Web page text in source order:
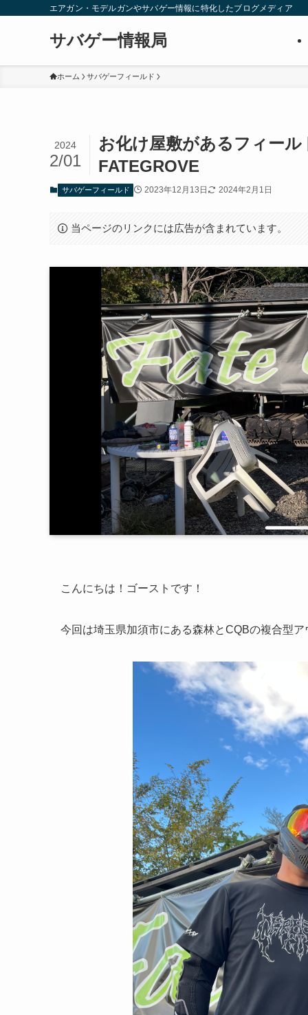
エアガン・モデルガンやサバゲー情報に特化したブログメディア
サバゲー情報局
ホーム サバゲーフィールド
お化け屋敷があるフィー
FATEGROVE
2024
2/01
サバゲーフィールド 2023年12月13日 2024年2月1日
当ページのリンクには広告が含まれています。
こんにちは！ゴーストです！
今回は埼玉県加須市にある森林とCQBの複合型